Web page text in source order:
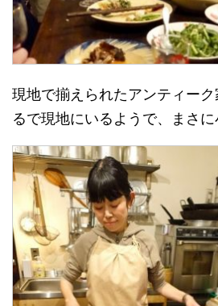
現地で揃えられたアンティー
るで現地にいるようで、まさに